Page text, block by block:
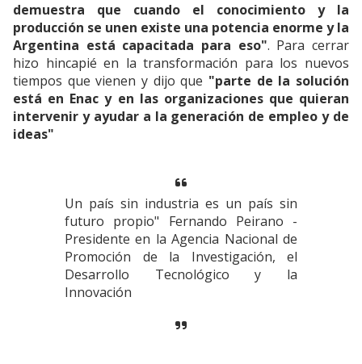
demuestra que cuando el conocimiento y la
producción se unen existe una potencia enorme y la
Argentina está capacitada para eso". Para cerrar
hizo hincapié en la transformación para los nuevos
tiempos que vienen y dijo que "parte de la solución
está en Enac y en las organizaciones que quieran
intervenir y ayudar a la generación de empleo y de
ideas"
Un país sin industria es un país sin
futuro propio" Fernando Peirano -
Presidente en la Agencia Nacional de
Promoción de la Investigación, el
Desarrollo Tecnológico y la
Innovación